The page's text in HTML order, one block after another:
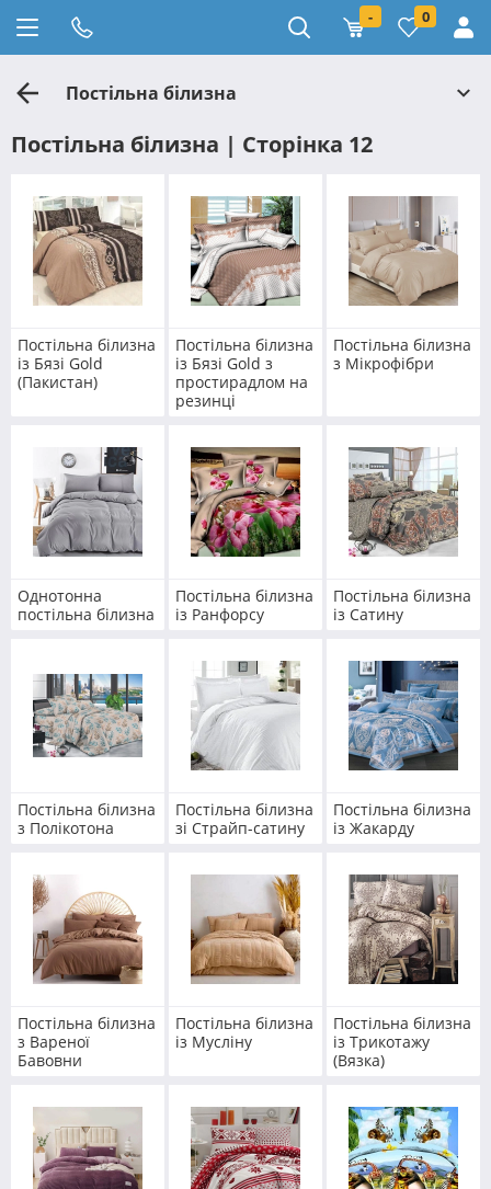
- 0
Постільна білизна
Постільна білизна | Сторінка 12
Постільна білизна
із Бязі Gold
(Пакистан)
Постільна білизна
із Бязі Gold з
простирадлом на
резинці
Постільна білизна
з Мікрофібри
Однотонна
постільна білизна
Постільна білизна
із Ранфорсу
Постільна білизна
із Сатину
Постільна білизна
з Полікотона
Постільна білизна
зі Страйп-сатину
Постільна білизна
із Жакарду
Постільна білизна
з Вареної
Бавовни
Постільна білизна
із Мусліну
Постільна білизна
із Трикотажу
(Вязка)